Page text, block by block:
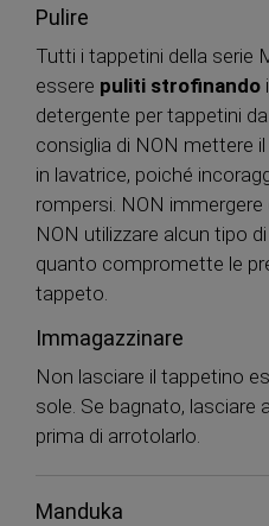
Pulire
Tutti i tappetini della serie
essere puliti strofinando
detergente per tappetini
consiglia di NON mettere
in lavatrice, poiché
rompersi. NON
NON utilizzare alcun tipo
quanto compromette le
tappeto.
Immagazzinare
Non lasciare il tappetino
sole. Se bagnato, lasciare
prima di arrotolarlo.
Manduka